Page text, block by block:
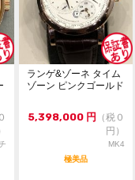
ランゲ&ゾーネ タイム
ゾーン ピンクゴールド
5,398,000 円
（税０
円）
MK4
極美品